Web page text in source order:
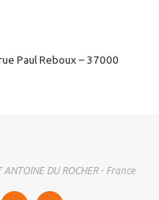
Paul Reboux – 37000
DU ROCHER - France